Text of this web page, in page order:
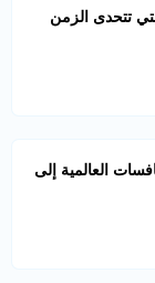
تتحدى الزمن
العالمية إلى